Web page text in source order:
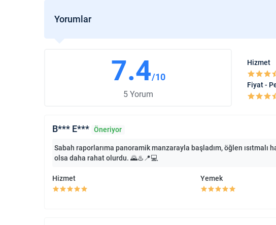
Yorumlar
7.4/10
5 Yorum
Hizmet
Fiyat -
B*** E*** Öneriyor
Sabah raporlarıma panoramik manzarayla başladım, öğlen
olsa daha rahat olurdu. 🌄♨️📍💻
Hizmet Yemek